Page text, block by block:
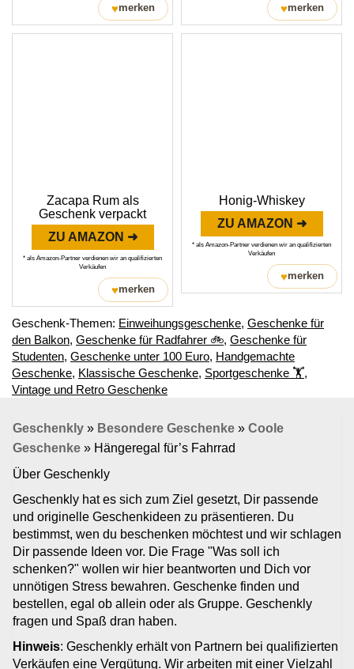
♥merken ♥merken
Zacapa Rum als
Geschenk verpackt
ZU AMAZON ➜
* als Amazon-Partner verdienen wir an qualifizierten
Verkäufen
♥merken
Honig-Whiskey
ZU AMAZON ➜
* als Amazon-Partner verdienen wir an qualifizierten
Verkäufen
♥merken
Geschenk-Themen: Einweihungsgeschenke, Geschenke für
den Balkon, Geschenke für Radfahrer 🚲, Geschenke für
Studenten, Geschenke unter 100 Euro, Handgemachte
Geschenke, Klassische Geschenke, Sportgeschenke ‭🏋,
Vintage und Retro Geschenke
Geschenkly » Besondere Geschenke » Coole
Geschenke » Hängeregal für’s Fahrrad
Über Geschenkly
Geschenkly hat es sich zum Ziel gesetzt, Dir passende
und originelle Geschenkideen zu präsentieren. Du
bestimmst, wen du beschenken möchtest und wir schlagen
Dir passende Ideen vor. Die Frage "Was soll ich
schenken?" wollen wir hier beantworten und Dich vor
unnötigen Stress bewahren. Geschenke finden und
bestellen, egal ob allein oder als Gruppe. Geschenkly
fragen und Spaß dran haben.
Hinweis: Geschenkly erhält von Partnern bei qualifizierten
Verkäufen eine Vergütung. Wir arbeiten mit einer Vielzahl